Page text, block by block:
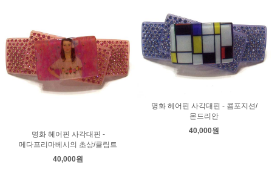
명화 헤어핀 사각대핀 -
메다프리마베시의 초상/클림트
40,000원
명화 헤어핀 사각대핀 - 콤포지션/
몬드리안
40,000원